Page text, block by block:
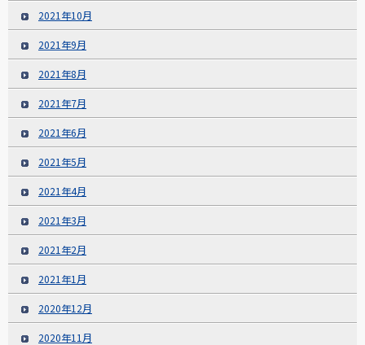
2021年10月
2021年9月
2021年8月
2021年7月
2021年6月
2021年5月
2021年4月
2021年3月
2021年2月
2021年1月
2020年12月
2020年11月